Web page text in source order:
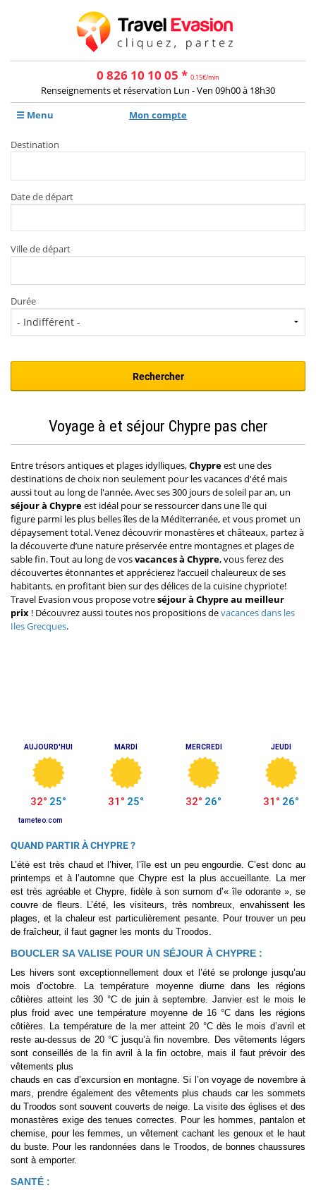
0 826 10 10 05 * 0.15€/min
Renseignements et réservation Lun - Ven 09h00 à 18h30
☰ Menu
Mon compte
Destination
Date de départ
Ville de départ
Durée
Voyage à et séjour Chypre pas cher
Entre trésors antiques et plages idylliques,Chypreest une des
destinations de choix non seulement pour les vacances d'été mais
aussi tout au long de l'année. Avec ses 300 jours de soleil par an, un
séjour à Chypreest idéal pour se ressourcer dans une île qui
figure parmi les plus belles îles de la Méditerranée, et vous promet un
dépaysement total. Venez découvrir monastères et châteaux, partez à
la découverte d’une nature préservée entre montagnes et plages de
sable fin. Tout au long de vosvacances à Chypre, vous ferez des
découvertes étonnantes et apprécierez l‘accueil chaleureux de ses
habitants, en profitant bien sur des délices de la cuisine chypriote!
Travel Evasion vous propose votreséjour à Chypre au meilleur
prix ! Découvrez aussi toutes nos propositions devacances dans les
Iles Grecques.
QUAND PARTIR À CHYPRE ?
L’été est très chaud et l’hiver, l’île est un peu engourdie. C’est donc au
printemps et à l’automne que Chypre est la plus accueillante. La mer
est très agréable et Chypre, fidèle à son surnom d’« île odorante », se
couvre de fleurs. L’été, les visiteurs, très nombreux, envahissent les
plages, et la chaleur est particulièrement pesante. Pour trouver un peu
de fraîcheur, il faut gagner les monts du Troodos.
BOUCLER SA VALISE POUR UN SÉJOUR À CHYPRE :
Les hivers sont exceptionnellement doux et l’été se prolonge jusqu’au
mois d’octobre. La température moyenne diurne dans les régions
côtières atteint les 30 °C de juin à septembre. Janvier est le mois le
plus froid avec une température moyenne de 16 °C dans les régions
côtières. La température de la mer atteint 20 °C dès le mois d’avril et
reste au-dessus de 20 °C jusqu’à fin novembre. Des vêtements légers
sont conseillés de la fin avril à la fin octobre, mais il faut prévoir des
vêtements plus
chauds en cas d’excursion en montagne. Si l’on voyage de novembre à
mars, prendre également des vêtements plus chauds car les sommets
du Troodos sont souvent couverts de neige. La visite des églises et des
monastères exige des tenues correctes. Pour les hommes, pantalon et
chemise, pour les femmes, un vêtement cachant les genoux et le haut
du buste. Pour les randonnées dans le Troodos, de bonnes chaussures
sont à emporter.
SANTÉ :